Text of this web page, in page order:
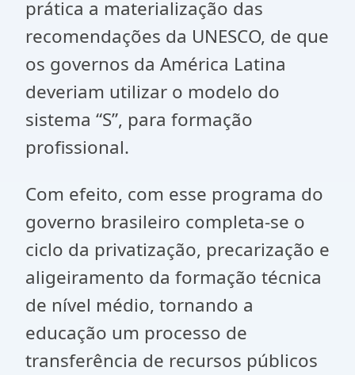
prática a materialização das
recomendações da UNESCO, de que
os governos da América Latina
deveriam utilizar o modelo do
sistema “S”, para formação
profissional.
Com efeito, com esse programa do
governo brasileiro completa-se o
ciclo da privatização, precarização e
aligeiramento da formação técnica
de nível médio, tornando a
educação um processo de
transferência de recursos públicos